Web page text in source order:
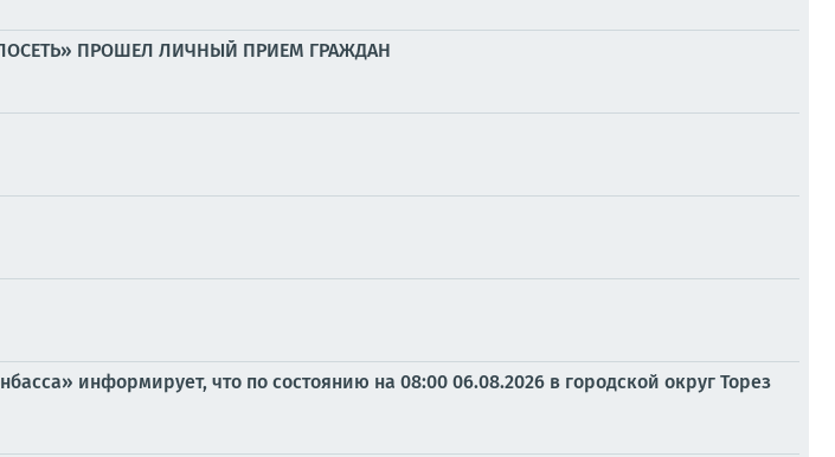
ПРОШЕЛ ЛИЧНЫЙ ПРИЕМ ГРАЖДАН
информирует, что по состоянию на 08:00 06.08.2026 в городской округ Торез